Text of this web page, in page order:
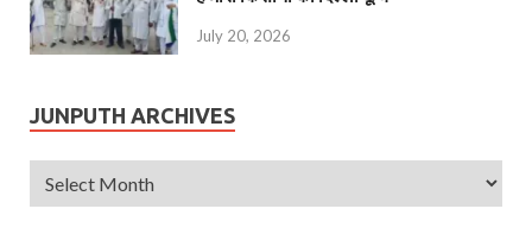
July 20, 2026
JUNPUTH ARCHIVES